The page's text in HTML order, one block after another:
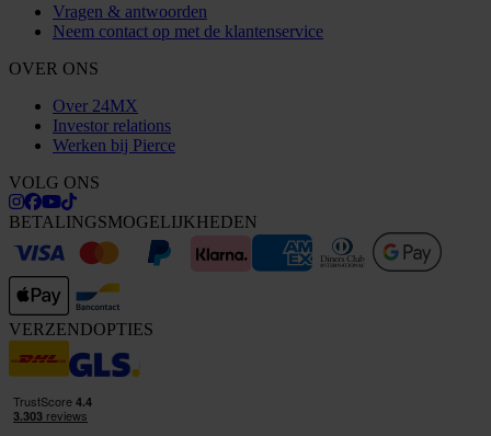
Vragen & antwoorden
Neem contact op met de klantenservice
OVER ONS
Over 24MX
Investor relations
Werken bij Pierce
VOLG ONS
BETALINGSMOGELIJKHEDEN
VERZENDOPTIES